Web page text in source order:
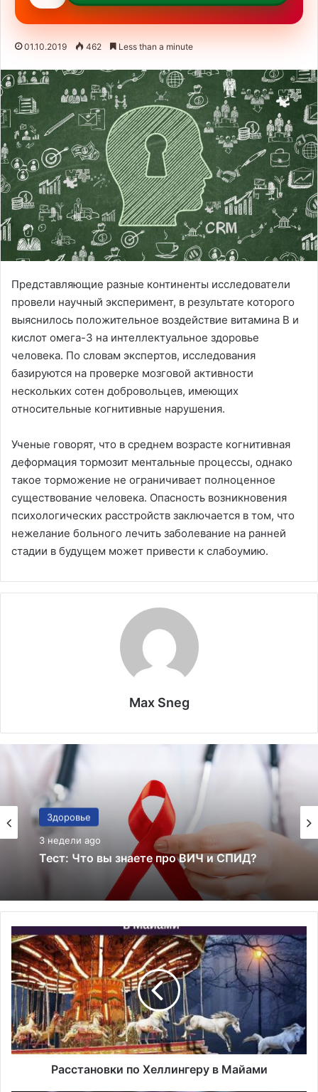
01.10.2019 462 Less than a minute
Представляющие разные континенты исследователи
провели научный эксперимент, в результате которого
выяснилось положительное воздействие витамина В и
кислот омега-3 на интеллектуальное здоровье
человека. По словам экспертов, исследования
базируются на проверке мозговой активности
нескольких сотен добровольцев, имеющих
относительные когнитивные нарушения.
Ученые говорят, что в среднем возрасте когнитивная
деформация тормозит ментальные процессы, однако
такое торможение не ограничивает полноценное
существование человека. Опасность возникновения
психологических расстройств заключается в том, что
нежелание больного лечить заболевание на ранней
стадии в будущем может привести к слабоумию.
Max Sneg
Здоровье
3 недели ago
Тест: Что вы знаете про ВИЧ и СПИД?
Здоровье
3 недели ago
Тест: знаете ли вы все эти факты о
здоровье — или просто слишком
уверенно верите советам из соцсетей?
Р
а
с
с
т
а
н
о
в
Расстановки по Хеллингеру в Майами